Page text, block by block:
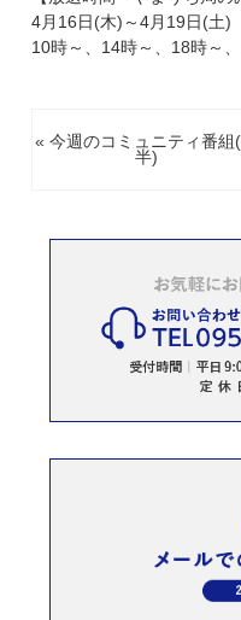
4月16日(木)～4月19日(土)
10時～、14時～、18時～
« 今週のコミュニティ番組
半)